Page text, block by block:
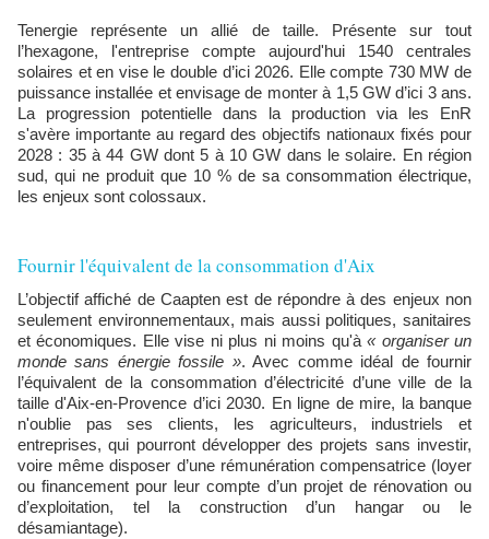
Tenergie représente un allié de taille. Présente sur tout
l’hexagone, l'entreprise compte aujourd'hui 1540 centrales
solaires et en vise le double d’ici 2026. Elle compte 730 MW de
puissance installée et envisage de monter à 1,5 GW d’ici 3 ans.
La progression potentielle dans la production via les EnR
s'avère importante au regard des objectifs nationaux fixés pour
2028 : 35 à 44 GW dont 5 à 10 GW dans le solaire. En région
sud, qui ne produit que 10 % de sa consommation électrique,
les enjeux sont colossaux.
Fournir l'équivalent de la consommation d'Aix
seulement environnementaux, mais aussi politiques, sanitaires
et économiques. Elle vise ni plus ni moins qu'à« organiser un
monde sans énergie fossile ». Avec comme idéal de fournir
l’équivalent de la consommation d’électricité d’une ville de la
taille d'Aix-en-Provence d’ici 2030. En ligne de mire, la banque
n'oublie pas ses clients, les agriculteurs, industriels et
entreprises, qui pourront développer des projets sans investir,
voire même disposer d’une rémunération compensatrice (loyer
ou financement pour leur compte d’un projet de rénovation ou
d’exploitation, tel la construction d’un hangar ou le
désamiantage).